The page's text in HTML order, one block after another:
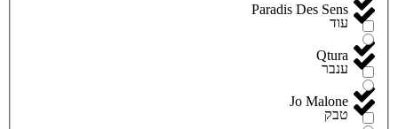
Paradis Des Sens
Qtura
Jo Malone
עוד
ענבר
טבק